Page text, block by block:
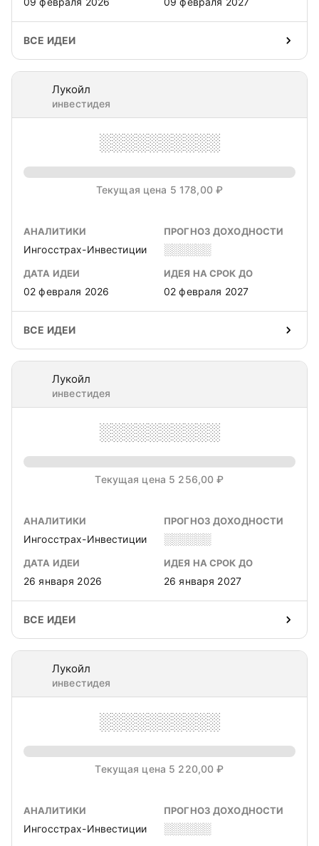
ВСЕ ИДЕИ
Лукойл
инвестидея
░░░░░░░░░░
Текущая цена 5 178,00 ₽
АНАЛИТИКИ
Ингосстрах-Инвестиции
ПРОГНОЗ ДОХОДНОСТИ
░░░░░░
ДАТА ИДЕИ
02 февраля 2026
ИДЕЯ НА СРОК ДО
02 февраля 2027
ВСЕ ИДЕИ
Лукойл
инвестидея
░░░░░░░░░░
Текущая цена 5 256,00 ₽
АНАЛИТИКИ
Ингосстрах-Инвестиции
ПРОГНОЗ ДОХОДНОСТИ
░░░░░░
ДАТА ИДЕИ
26 января 2026
ИДЕЯ НА СРОК ДО
26 января 2027
ВСЕ ИДЕИ
Лукойл
инвестидея
░░░░░░░░░░
Текущая цена 5 220,00 ₽
АНАЛИТИКИ
Ингосстрах-Инвестиции
ПРОГНОЗ ДОХОДНОСТИ
░░░░░░